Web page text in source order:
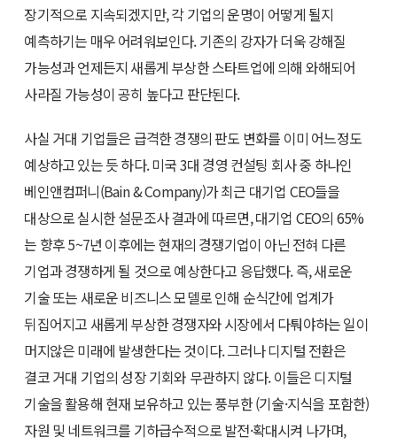
장기적으로 지속되겠지만, 각 기업의 운명이 어떻게 될지
예측하기는 매우 어려워보인다. 기존의 강자가 더욱 강해질
가능성과 언제든지 새롭게 부상한 스타트업에 의해 와해되어
사라질 가능성이 공히 높다고 판단된다.
사실 거대 기업들은 급격한 경쟁의 판도 변화를 이미 어느정도
예상하고 있는 듯 하다. 미국 3대 경영 컨설팅 회사 중 하나인
베인앤컴퍼니(Bain & Company)가 최근 대기업 CEO들을
대상으로 실시한 설문조사 결과에 따르면, 대기업 CEO의 65%
는 향후 5~7년 이후에는 현재의 경쟁기업이 아닌 전혀 다른
기업과 경쟁하게 될 것으로 예상한다고 응답했다. 즉, 새로운
기술 또는 새로운 비즈니스 모델로 인해 순식간에 업계가
뒤집어지고 새롭게 부상한 경쟁자와 시장에서 다퉈야하는 일이
머지않은 미래에 발생한다는 것이다. 그러나 디지털 전환은
결코 거대 기업의 성장 기회와 무관하지 않다. 이들은 디지털
기술을 활용해 현재 보유하고 있는 풍부한 (기술·지식을 포함한)
자원 및 네트워크를 기하급수적으로 발전·확대시켜 나가며,